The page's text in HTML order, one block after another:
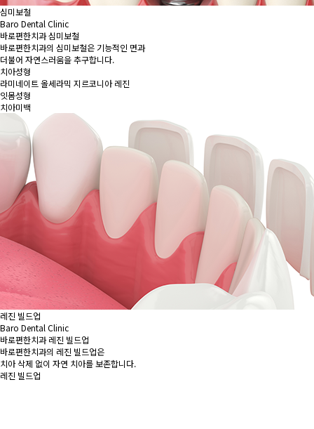
심미보철
Baro Dental Clinic
바로편한치과 심미보철
바로편한치과의 심미보철은 기능적인 면과
더불어 자연스러움을 추구합니다.
치아성형
라미네이트올세라믹 지르코니아 레진
잇몸성형
치아미백
레진 빌드업
Baro Dental Clinic
바로편한치과 레진 빌드업
바로편한치과의 레진 빌드업은
치아 삭제 없이 자연 치아를 보존합니다.
레진 빌드업